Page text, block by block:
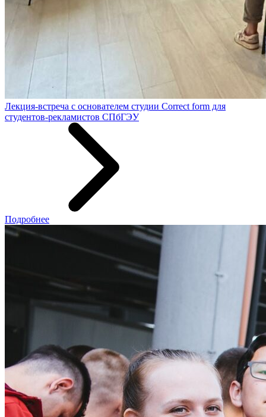
Лекция-встреча с основателем студии Correct form для
студентов-рекламистов СПбГЭУ
Подробнее